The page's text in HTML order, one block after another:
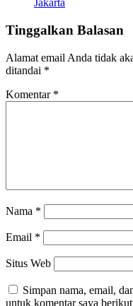
Jakarta
Tinggalkan Balasan
Alamat email Anda tidak
ditandai *
Komentar *
Nama *
Email *
Situs Web
Simpan nama, email,
untuk komentar saya